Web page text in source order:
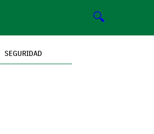
🔍
SEGURIDAD